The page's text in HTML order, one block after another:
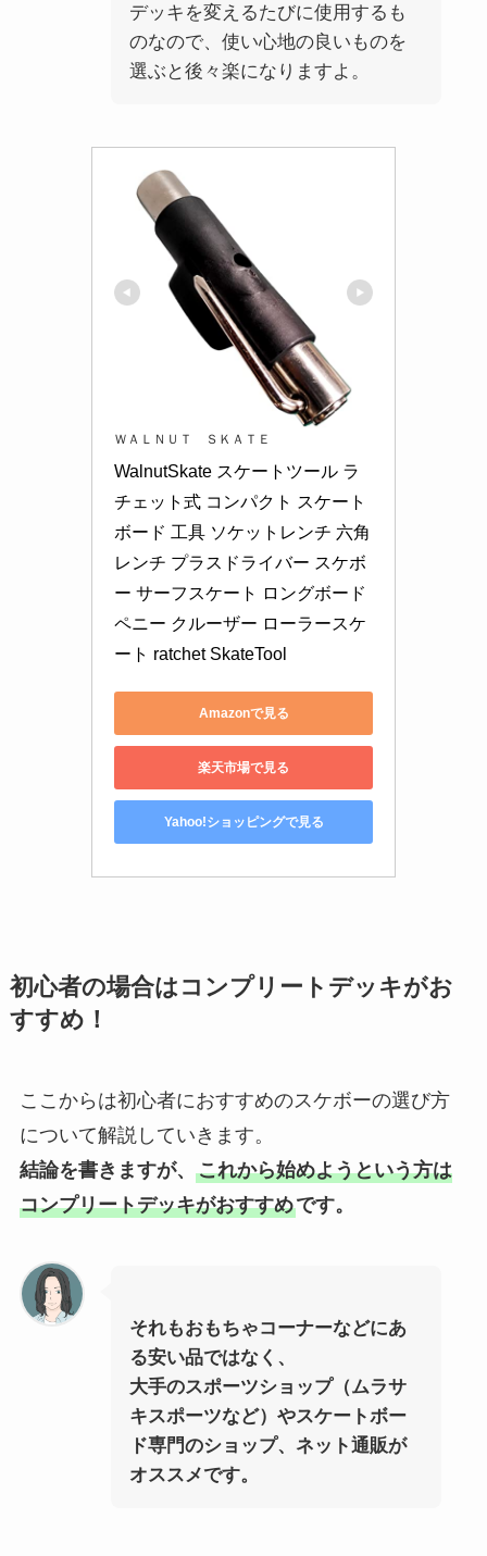
デッキを変えるたびに使用するも
のなので、使い心地の良いものを
選ぶと後々楽になりますよ。
ＷＡＬＮＵＴ ＳＫＡＴＥ
WalnutSkate スケートツール ラ
チェット式 コンパクト スケート
ボード 工具 ソケットレンチ 六角
レンチ プラスドライバー スケボ
ー サーフスケート ロングボード
ペニー クルーザー ローラースケ
ート ratchet SkateTool
Amazonで見る
楽天市場で見る
Yahoo!ショッピングで見る
初心者の場合はコンプリートデッキがお
すすめ！
ここからは初心者におすすめのスケボーの選び方
について解説していきます。
結論を書きますが、 これから始めようという方は
コンプリートデッキがおすすめです。
それもおもちゃコーナーなどにあ
る安い品ではなく、
大手のスポーツショップ（ムラサ
キスポーツなど）やスケートボー
ド専門のショップ、ネット通販が
オススメです。